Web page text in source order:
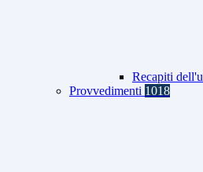
Recapiti
Provvedimenti 1018